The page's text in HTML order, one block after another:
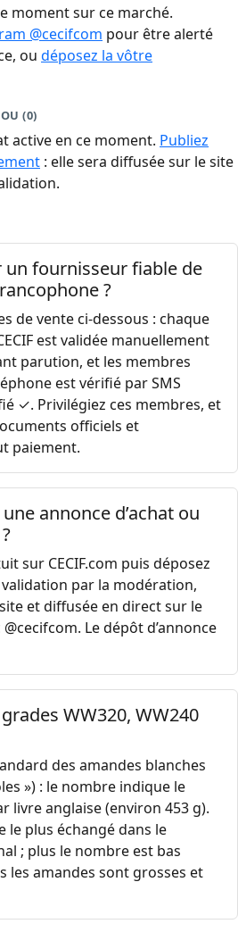
moment sur ce marché.
@cecifcom pour être alerté
ou déposez la vôtre
(0)
active en ce moment. Publiez
: elle sera diffusée sur le site
fournisseur fiable de
?
de vente ci-dessous : chaque
est validée manuellement
parution, et les membres
est vérifié par SMS
✓. Privilégiez ces membres, et
officiels et
paiement.
annonce d’achat ou
sur CECIF.com puis déposez
par la modération,
et diffusée en direct sur le
Le dépôt d’annonce
WW320, WW240
des amandes blanches
») : le nombre indique le
livre anglaise (environ 453 g).
le plus échangé dans le
; plus le nombre est bas
les amandes sont grosses et